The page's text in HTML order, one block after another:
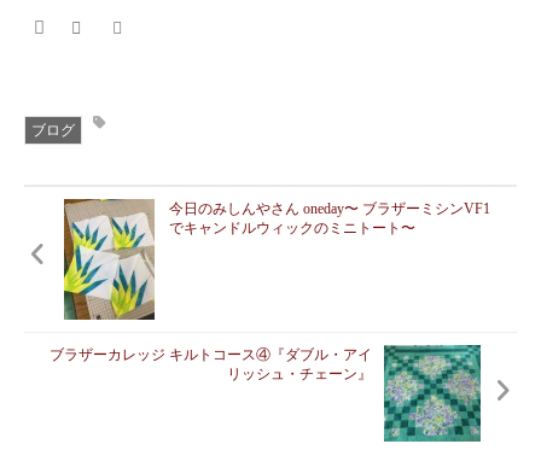
ブログ
今日のみしんやさん oneday〜 ブラザーミシンVF1
でキャンドルウィックのミニトート〜
ブラザーカレッジ キルトコース④『ダブル・アイ
リッシュ・チェーン』